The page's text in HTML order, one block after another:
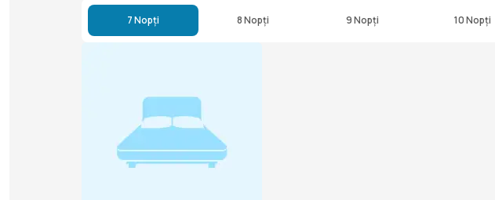
7 Nopți 8 Nopți 9 Nopți 10 Nopți